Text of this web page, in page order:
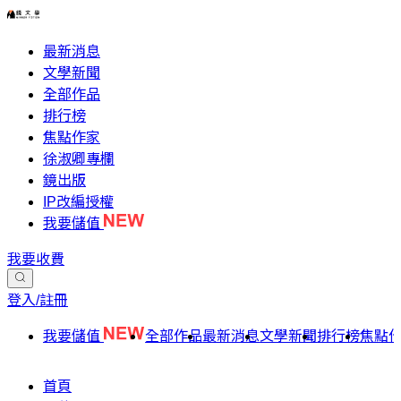
最新消息
文學新聞
全部作品
排行榜
焦點作家
徐淑卿專欄
鏡出版
IP改編授權
我要儲值
我要收費
登入/註冊
我要儲值 全部作品最新消息文學新聞排行榜焦點
首頁